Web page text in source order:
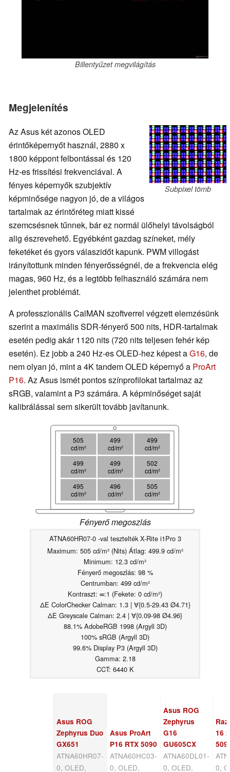
Billentyűzet megvilágítás
Megjelenítés
Subpixel tömb
Az Asus két azonos OLED
érintőképernyőt használ, 2880 x
1800 képpont felbontással és 120
Hz-es frissítési frekvenciával. A
fényes képernyők szubjektív
képminősége nagyon jó, de a világos
tartalmak az érintőréteg miatt kissé
szemcsésnek tűnnek, bár ez normál ülőhelyi távolságból
alig észrevehető. Egyébként gazdag színeket, mély
feketéket és gyors válaszidőt kapunk. PWM villogást
irányítottunk minden fényerősségnél, de a frekvencia elég
magas, 960 Hz, és a legtöbb felhasználó számára nem
jelenthet problémát.
A professzionális CalMAN szoftverrel végzett elemzésünk
szerint a maximális SDR-fényerő 500 nits, HDR-tartalmak
esetén pedig akár 1120 nits (720 nits teljesen fehér kép
esetén). Ez jobb a 240 Hz-es OLED-hez képest aG16, de
nem olyan jó, mint a 4K tandem OLED képernyő a ProArt
P16. Az Asus ismét pontos színprofilokat tartalmaz az
sRGB, valamint a P3 számára. A képminőséget saját
kalibrálással sem sikerült tovább javítanunk.
505
cd/m²
499
cd/m²
499
cd/m²
499
cd/m²
499
cd/m²
502
cd/m²
495
cd/m²
496
cd/m²
505
cd/m²
Fényerő megoszlás
ATNA60HR07-0 -val tesztelték X-Rite i1Pro 3
Maximum: 505 cd/m² (Nits) Átlag: 499.9 cd/m²
Minimum: 12.3 cd/m²
Fényerő megoszlás: 98 %
Centrumban: 499 cd/m²
Kontraszt: ∞:1 (Fekete: 0 cd/m²)
ΔE ColorChecker Calman: 1.3 | ∀{0.5-29.43 Ø4.71}
ΔE Greyscale Calman: 2.4 | ∀{0.09-98 Ø4.96}
88.1% AdobeRGB 1998 (Argyll 3D)
100% sRGB (Argyll 3D)
99.6% Display P3 (Argyll 3D)
Gamma: 2.18
CCT: 6440 K
Asus ROG
Zephyrus Duo
GX651
ATNA60HR07-
0, OLED,
Asus ProArt
P16 RTX 5090
ATNA60HC03-
0, OLED,
Asus ROG
Zephyrus
G16
GU605CX
ATNA60DL01-
0, OLED,
16
0,